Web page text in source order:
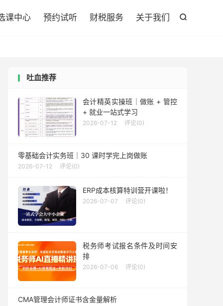

课中心 预约试听 财税服务 关于我们
吐血推荐
会计精英实操班｜做账 + 管控
+ 就业一站式学习
2026-07-12 评论(0)
零基础会计实务班｜30 课时学完上岗做账
2026-07-12 评论(0)
ERP成本核算特训营开课啦！
2026-07-07 评论(0)
税务师考试报名条件及时间安
排
2026-07-06 评论(0)
CMA管理会计师证书含金量解析